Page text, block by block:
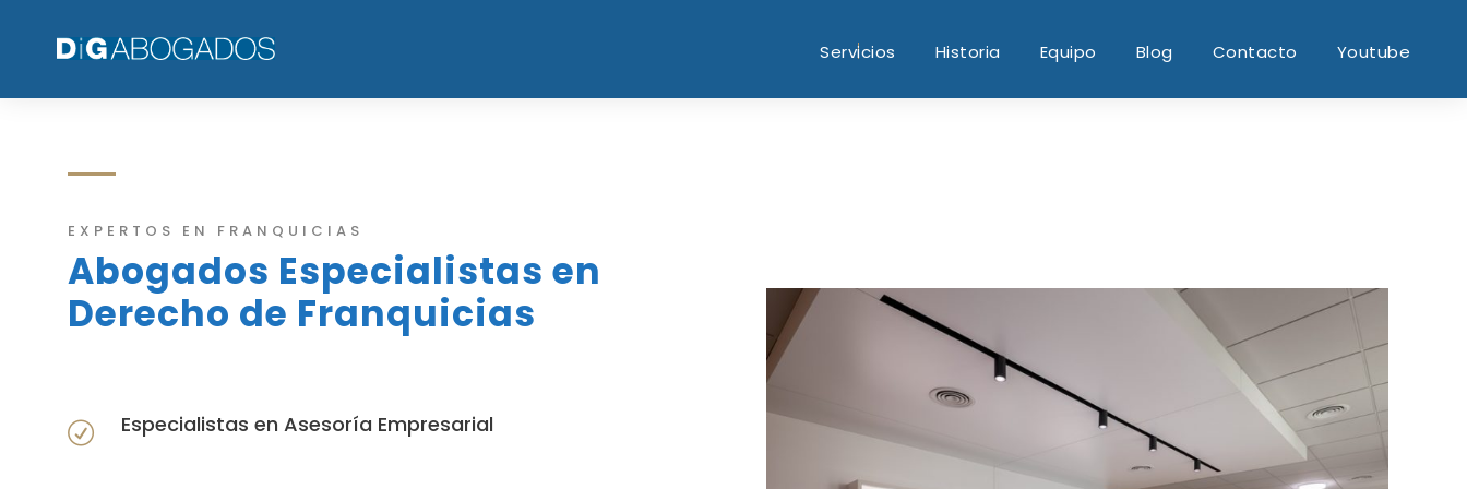
Servicios Historia Equipo Blog Contacto Youtube
EXPERTOS EN FRANQUICIAS
Abogados Especialistas en
Derecho de Franquicias
Especialistas en Asesoría Empresarial